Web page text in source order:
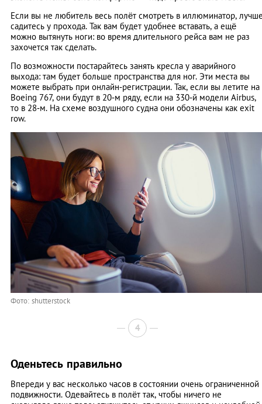
Если вы не любитель весь полёт смотреть в иллюминатор,
садитесь у прохода. Так вам будет удобнее вставать, а ещё
можно вытянуть ноги: во время длительного рейса вам не раз
захочется так сделать.
По возможности постарайтесь занять кресла у аварийного
выхода: там будет больше пространства для ног. Эти места вы
можете выбрать при онлайн‑регистрации. Так, если вы летите на
Boeing 767, они будут в 20‑м ряду, если на 330‑й модели Airbus,
то в 28‑м. На схеме воздушного судна они обозначены как exit
row.
Фото: shutterstock
4
Оденьтесь правильно
Впереди у вас несколько часов в состоянии очень ограниченной
подвижности. Одевайтесь в полёт так, чтобы ничего не